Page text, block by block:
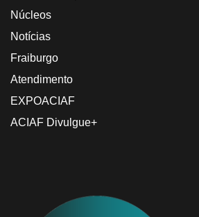
Núcleos
Notícias
Fraiburgo
Atendimento
EXPOACIAF
ACIAF Divulgue+